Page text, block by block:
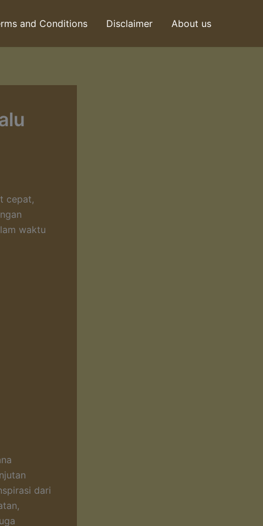
and Conditions Disclaimer About us
cepat,
waktu
dari